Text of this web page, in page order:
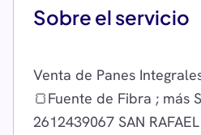
Sobre el servicio
Venta de Panes
🍞Fuente de Fibra ; más